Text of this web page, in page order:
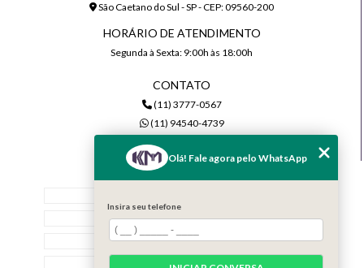
São Caetano do Sul - SP - CEP: 09560-200
HORÁRIO DE ATENDIMENTO
Segunda à Sexta: 9:00h às 18:00h
CONTATO
(11) 3777-0567
(11) 94540-4739
comercial@kmiluminacao.com.br
Quem Somos
Serviços
Contato
Olá! Fale agora pelo WhatsApp
Insira seu telefone